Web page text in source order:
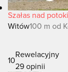
Szałas nad
Witów100 m od
10
Rewelacyjny
29 opinii